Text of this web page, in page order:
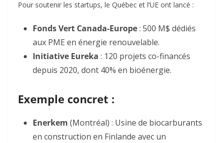
Pour soutenir les startups, le Québec et l’UE ont lancé :
Fonds Vert Canada-Europe: 500 M$ dédiés
aux PME en énergie renouvelable.
Initiative Eureka : 120 projets co-financés
depuis 2020, dont 40% en bioénergie.
Exemple concret :
Enerkem (Montréal) : Usine de biocarburants
en construction en Finlande avec un